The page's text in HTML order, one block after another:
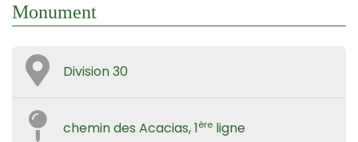
Monument
Division 30
chemin des Acacias, 1ère ligne